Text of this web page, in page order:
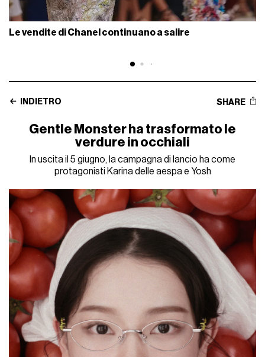
Le vendite di Chanel continuano a salire
INDIETRO SHARE
Gentle Monster ha trasformato le
verdure in occhiali
In uscita il 5 giugno, la campagna di lancio ha come
protagonisti Karina delle aespa e Yosh